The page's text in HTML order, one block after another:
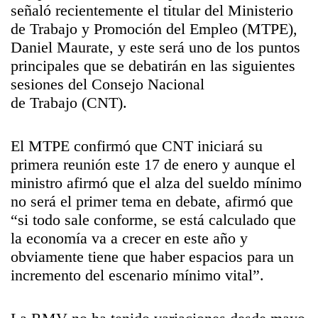
señaló recientemente el titular del Ministerio
de Trabajo y Promoción del Empleo (MTPE),
Daniel Maurate, y este será uno de los puntos
principales que se debatirán en las siguientes
sesiones del Consejo Nacional
de Trabajo (CNT).
El MTPE confirmó que CNT iniciará su
primera reunión este 17 de enero y aunque el
ministro afirmó que el alza del sueldo mínimo
no será el primer tema en debate, afirmó que
“si todo sale conforme, se está calculado que
la economía va a crecer en este año y
obviamente tiene que haber espacios para un
incremento del escenario mínimo vital”.